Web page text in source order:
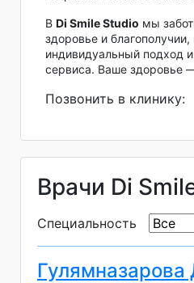
В Di Smile Studio мы
здоровье и благополучии,
индивидуальный подход
сервиса. Ваше здоровье
Позвонить в клинику:
Врачи Di
Специальность